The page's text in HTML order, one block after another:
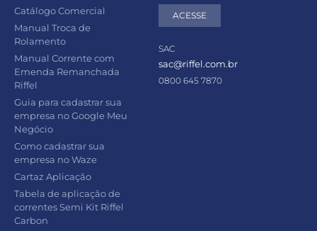
Catálogo Comercial
Manual Troca de
Rolamento
Manual Corrente com
Emenda Remanchada
Riffel
Guia para cadastrar sua
empresa no Google Meu
Negócio
Como cadastrar sua
empresa no Waze
Cartaz Aplicação
Tabela de aplicação de
correntes Semi Kit Riffel
Carbon
ACESSE
SAC
sac@riffel.com.br
0800 645 7870